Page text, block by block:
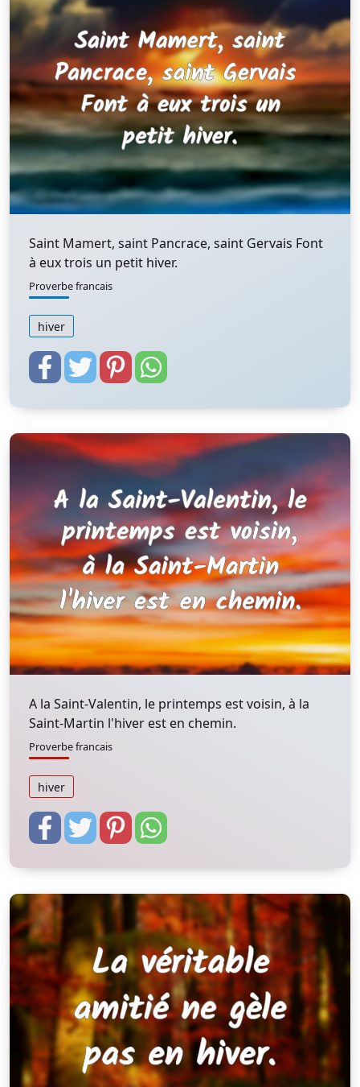
Saint Mamert, saint Pancrace, saint Gervais Font
à eux trois un petit hiver.
Proverbe francais
hiver
A la Saint-Valentin, le printemps est voisin, à la
Saint-Martin l'hiver est en chemin.
Proverbe francais
hiver